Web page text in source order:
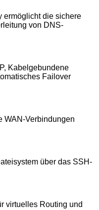
ermöglicht die sichere
von DNS-
Kabelgebundene
Failover
WAN-Verbindungen
über das SSH-
virtuelles Routing und